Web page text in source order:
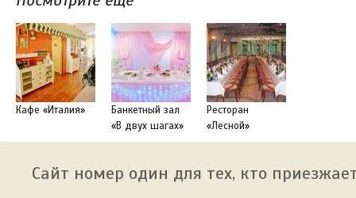
Кафе «Италия»
Банкетный зал
«В двух шагах»
Ресторан
«Лесной»
Сайт номер один для тех, кто